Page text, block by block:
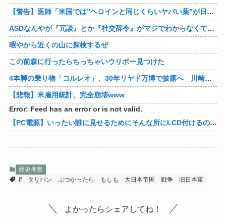
【警告】医師「米国では”ヘロインと同じくらいヤバい薬”が日本では平気で処方されてる」
ASDなんやが『冗談』とか『社交辞令』がマジでわからなくて怖い
暇やから近くの山に探検するぜ
この前森に行ったらちっちゃいウリボー見つけた
4本脚の乗り物「コルレオ」、30年リヤド万博で披露へ 川崎重工が35年発売目指す
【悲報】米雇用統計、完全崩壊www
Error: Feed has an error or is not valid.
【PC電源】いったい誰に見せるためにそんな所にLCD付けるのかな
歴史考察
if
タリバン ぶつかったら もしも 大日本帝国 戦争 旧日本軍
よかったらシェアしてね！